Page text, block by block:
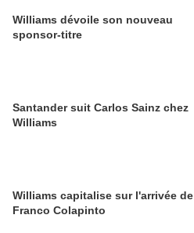
Williams dévoile son nouveau
sponsor-titre
Santander suit Carlos Sainz chez
Williams
Williams capitalise sur l'arrivée de
Franco Colapinto